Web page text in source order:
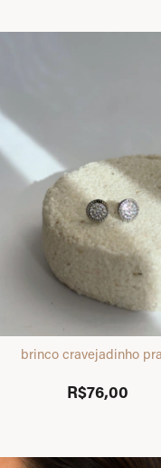
brinco cravejadinho
R$76,00